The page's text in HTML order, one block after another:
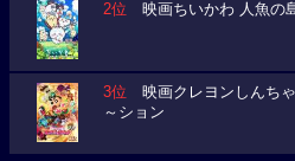
2位 映画ちいかわ 人魚の
3位 映画クレヨンしんち
～ション